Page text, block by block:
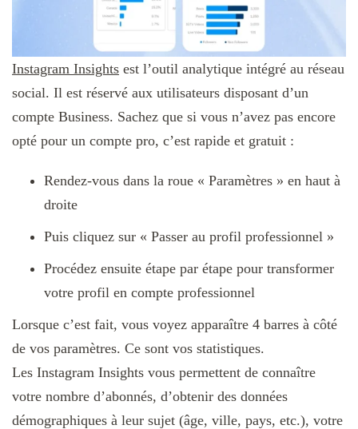
Instagram Insights est l’outil analytique intégré au réseau
social. Il est réservé aux utilisateurs disposant d’un
compte Business. Sachez que si vous n’avez pas encore
opté pour un compte pro, c’est rapide et gratuit :
Rendez-vous dans la roue « Paramètres » en haut à
droite
Puis cliquez sur « Passer au profil professionnel »
Procédez ensuite étape par étape pour transformer
votre profil en compte professionnel
Lorsque c’est fait, vous voyez apparaître 4 barres à côté
de vos paramètres. Ce sont vos statistiques.
Les Instagram Insights vous permettent de connaître
votre nombre d’abonnés, d’obtenir des données
démographiques à leur sujet (âge, ville, pays, etc.), votre